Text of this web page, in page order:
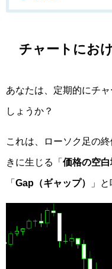
チャートにお
あなたは、定期的にチャ
しょうか？
これは、ローソク足の
きに生じる「 価格の空白
「 Gap（ギャップ） 」